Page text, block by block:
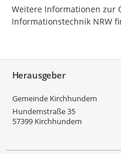
Weitere Informationen zur
Informationstechnik NRW
Herausgeber
Gemeinde Kirchhundem
Hundemstraße 35
57399 Kirchhundem